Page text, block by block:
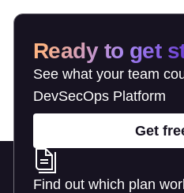
Ready to get
See what your team
DevSecOps Platform
Get
Find out which plan